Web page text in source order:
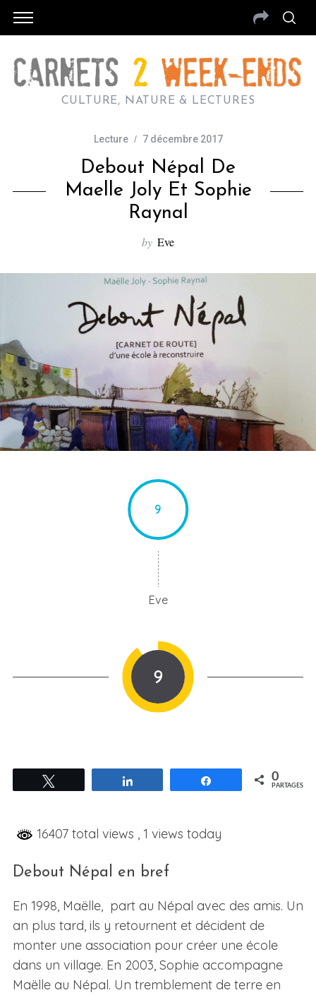
CULTURE, NATURE & LECTURES
Lecture 7 décembre 2017
Debout Népal De
Maelle Joly Et Sophie
Raynal
by Eve
9
Eve
9
Partagez 0
PARTAGES
16407 total views , 1 views today
Debout Népal en bref
En 1998, Maëlle, part au Népal avec des amis. Un
an plus tard, ils y retournent et décident de
monter une association pour créer une école
dans un village. En 2003, Sophie accompagne
Maëlle au Népal. Un tremblement de terre en